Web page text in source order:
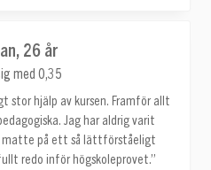
26 år
med 0,35
stor hjälp av kursen. Framför allt
Jag har aldrig varit
matte på ett så lättförståeligt
redo inför högskoleprovet.”